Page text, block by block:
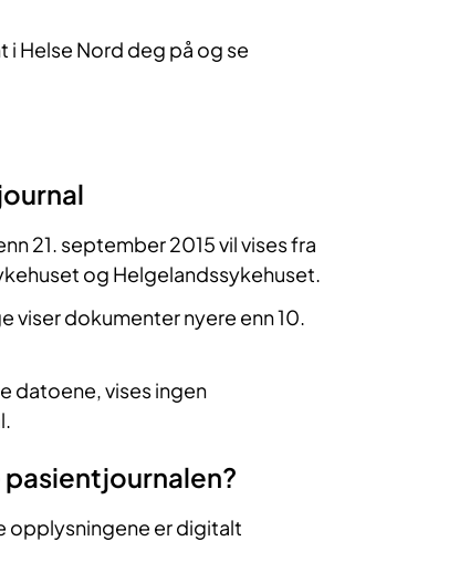
i Helse Nord deg på og se
21. september 2015 vil vises fra
og Helgelandssykehuset.
dokumenter nyere enn 10.
datoene, vises ingen
pasientjournalen?
opplysningene er digitalt